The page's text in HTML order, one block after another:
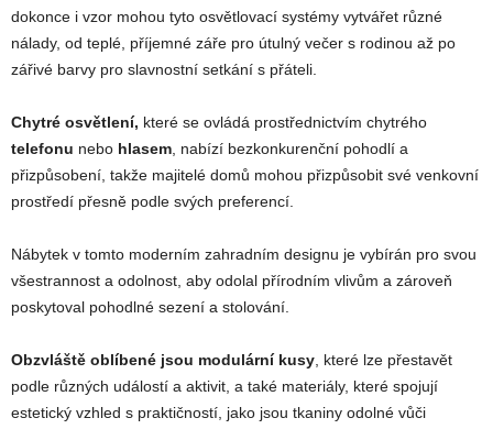
dokonce i vzor mohou tyto osvětlovací systémy vytvářet různé
nálady, od teplé, příjemné záře pro útulný večer s rodinou až po
zářivé barvy pro slavnostní setkání s přáteli.
Chytré osvětlení, které se ovládá prostřednictvím chytrého
telefonu nebo hlasem , nabízí bezkonkurenční pohodlí a
přizpůsobení, takže majitelé domů mohou přizpůsobit své venkovní
prostředí přesně podle svých preferencí.
Nábytek v tomto moderním zahradním designu je vybírán pro svou
všestrannost a odolnost, aby odolal přírodním vlivům a zároveň
poskytoval pohodlné sezení a stolování.
Obzvláště oblíbené jsou modulární kusy , které lze přestavět
podle různých událostí a aktivit, a také materiály, které spojují
estetický vzhled s praktičností, jako jsou tkaniny odolné vůči